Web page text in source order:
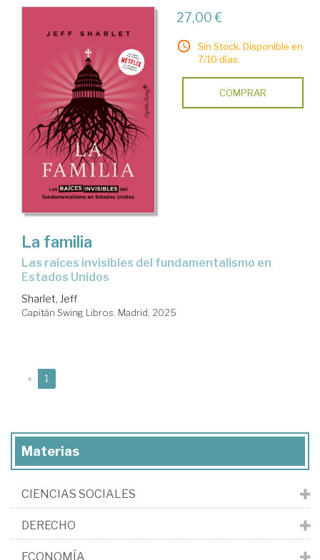
27,00 €
Sin Stock. Disponible en
7/10 días.
COMPRAR
La familia
Las raíces invisibles del fundamentalismo en
Estados Unidos
Sharlet, Jeff
Capitán Swing Libros. Madrid, 2025
« 1
Materias
CIENCIAS SOCIALES
DERECHO
ECONOMÍA